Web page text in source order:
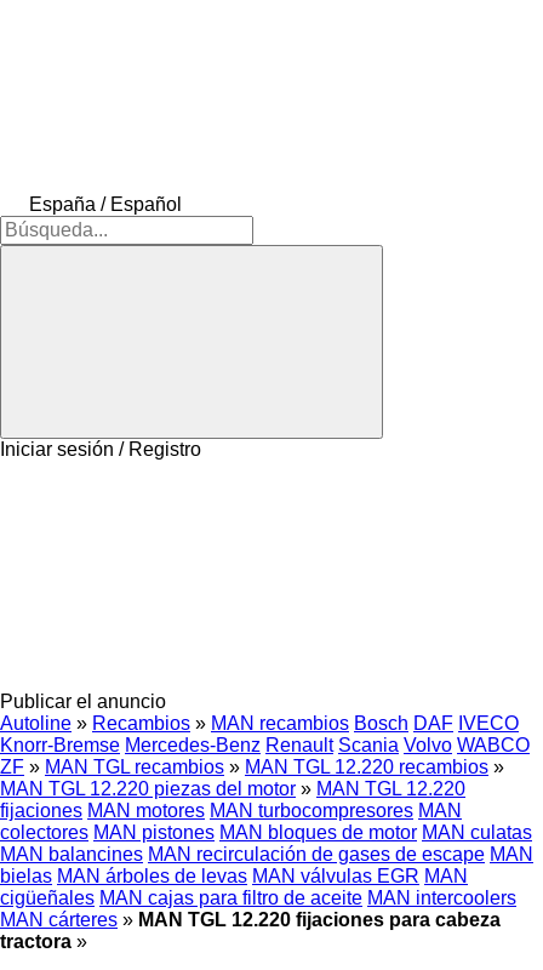
España / Español
Iniciar sesión / Registro
Publicar el anuncio
Autoline » Recambios » MAN recambios Bosch DAF IVECO
Knorr-Bremse Mercedes-Benz Renault Scania Volvo WABCO
ZF » MAN TGL recambios » MAN TGL 12.220 recambios »
MAN TGL 12.220 piezas del motor » MAN TGL 12.220
fijaciones MAN motores MAN turbocompresores MAN
colectores MAN pistones MAN bloques de motor MAN culatas
MAN balancines MAN recirculación de gases de escape MAN
bielas MAN árboles de levas MAN válvulas EGR MAN
cigüeñales MAN cajas para filtro de aceite MAN intercoolers
MAN cárteres » MAN TGL 12.220 fijaciones para cabeza
tractora »